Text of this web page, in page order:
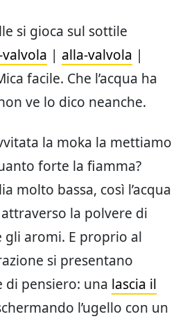
si gioca sul sottile
| alla-valvola |
facile. Che l’acqua ha
ve lo dico neanche.
la moka la mettiamo
forte la fiamma?
molto bassa, così l’acqua
la polvere di
gli aromi. E proprio al
si presentano
di pensiero: una lascia il
l’ugello con un